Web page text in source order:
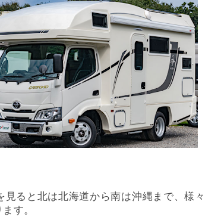
見ると北は北海道から南は沖縄まで、様
す。